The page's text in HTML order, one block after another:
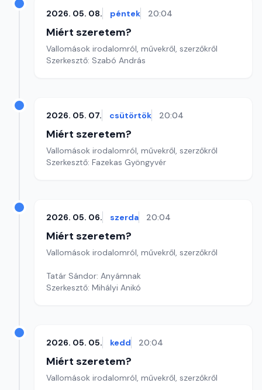
2026. 05. 08. péntek 20:04
Miért szeretem?
Vallomások irodalomról, művekről, szerzőkről
Szerkesztő: Szabó András
2026. 05. 07. csütörtök 20:04
Miért szeretem?
Vallomások irodalomról, művekről, szerzőkről
Szerkesztő: Fazekas Gyöngyvér
2026. 05. 06. szerda 20:04
Miért szeretem?
Vallomások irodalomról, művekről, szerzőkről
Tatár Sándor: Anyámnak
Szerkesztő: Mihályi Anikó
2026. 05. 05. kedd 20:04
Miért szeretem?
Vallomások irodalomról, művekről, szerzőkről